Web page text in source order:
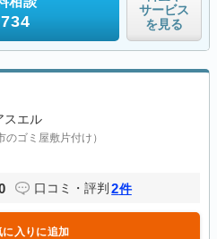
サービス
を見る
スエル
のゴミ屋敷片付け）
口コミ・評判 2件
に入りに追加